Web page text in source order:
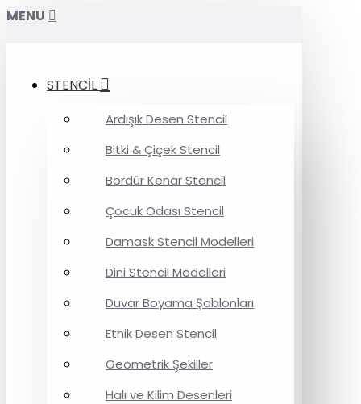
MENU
STENCİL
Ardışık Desen Stencil
Bitki & Çiçek Stencil
Bordür Kenar Stencil
Çocuk Odası Stencil
Damask Stencil Modelleri
Dini Stencil Modelleri
Duvar Boyama Şablonları
Etnik Desen Stencil
Geometrik Şekiller
Halı ve Kilim Desenleri